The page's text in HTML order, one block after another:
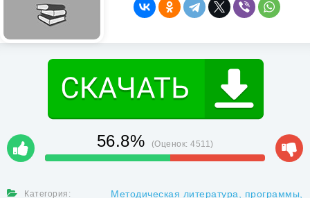
56.8% (Оценок: 4511)
Категория:
Методическая литература, программы,